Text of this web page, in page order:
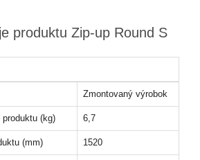
produktu Zip-up Round S
Zmontovaný výrobok
(kg) 6,7
(mm) 1520